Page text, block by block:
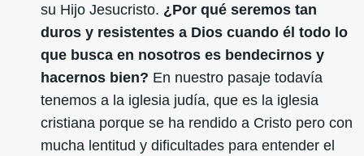
su Hijo Jesucristo. ¿Por qué seremos tan
duros y resistentes a Dios cuando él todo lo
que busca en nosotros es bendecirnos y
hacernos bien? En nuestro pasaje todavía
tenemos a la iglesia judía, que es la iglesia
cristiana porque se ha rendido a Cristo pero con
mucha lentitud y dificultades para entender el